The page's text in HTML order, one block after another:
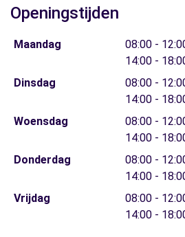
Openingstijden
Maandag
08:00 -
14:00 -
Dinsdag
08:00 -
14:00 -
Woensdag
08:00 -
14:00 -
Donderdag
08:00 -
14:00 -
Vrijdag
08:00 -
14:00 -